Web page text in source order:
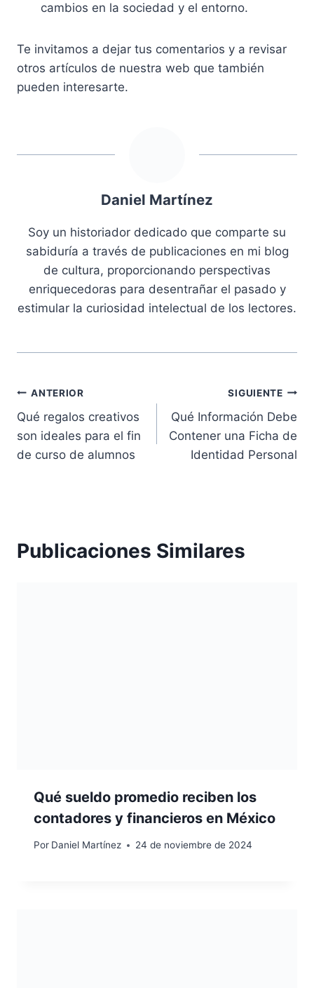
cambios en la sociedad y el entorno.
Te invitamos a dejar tus comentarios y a revisar
otros artículos de nuestra web que también
pueden interesarte.
Daniel Martínez
Soy un historiador dedicado que comparte su
sabiduría a través de publicaciones en mi blog
de cultura, proporcionando perspectivas
enriquecedoras para desentrañar el pasado y
estimular la curiosidad intelectual de los lectores.
Navegación
de
entradas
ANTERIOR
Qué regalos creativos
son ideales para el fin
de curso de alumnos
SIGUIENTE
Qué Información Debe
Contener una Ficha de
Identidad Personal
Publicaciones Similares
Qué sueldo promedio reciben los
contadores y financieros en México
Por Daniel Martínez 24 de noviembre de 2024